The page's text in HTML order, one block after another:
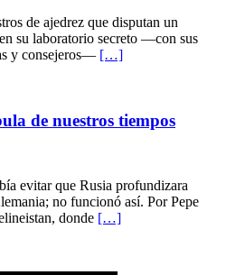
de ajedrez que disputan un
su laboratorio secreto —con sus
y consejeros— […]
de nuestros tiempos
evitar que Rusia profundizara
no funcionó así. Por Pepe
donde […]